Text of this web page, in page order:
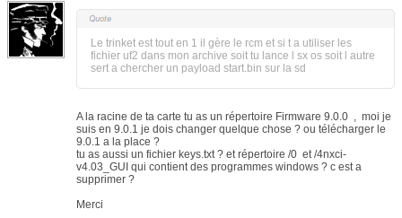
Le trinket est tout en 1 il gère le rcm et si t a utiliser les
fichier uf2 dans mon archive soit tu lance l sx os soit l autre
sert a chercher un payload start.bin sur la sd
A la racine de ta carte tu as un répertoire Firmware 9.0.0 , moi je
suis en 9.0.1 je dois changer quelque chose ? ou télécharger le
9.0.1 a la place ?
tu as aussi un fichier keys.txt ? et répertoire /0 et /4nxci-
v4.03_GUI qui contient des programmes windows ? c est a
supprimer ?
Merci